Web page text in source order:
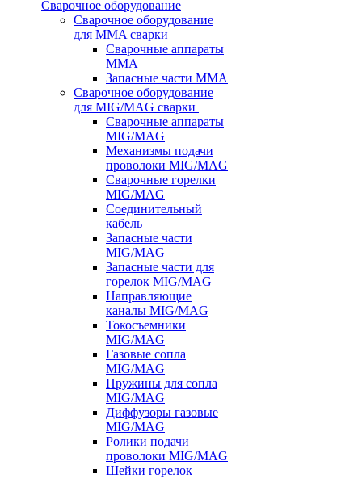
Сварочное оборудование
Сварочное оборудование
для MMA сварки
Сварочные аппараты
MMA
Запасные части MMA
Сварочное оборудование
для MIG/MAG сварки
Сварочные аппараты
MIG/MAG
Механизмы подачи
проволоки MIG/MAG
Сварочные горелки
MIG/MAG
Соединительный
кабель
Запасные части
MIG/MAG
Запасные части для
горелок MIG/MAG
Направляющие
каналы MIG/MAG
Токосъемники
MIG/MAG
Газовые сопла
MIG/MAG
Пружины для сопла
MIG/MAG
Диффузоры газовые
MIG/MAG
Ролики подачи
проволоки MIG/MAG
Шейки горелок